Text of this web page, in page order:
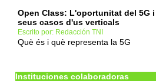
Open Class: L'oportunitat del 5G i
seus casos d'us verticals
Escrito por: Redacción TNI
Què és i què representa la 5G
Instituciones colaboradoras